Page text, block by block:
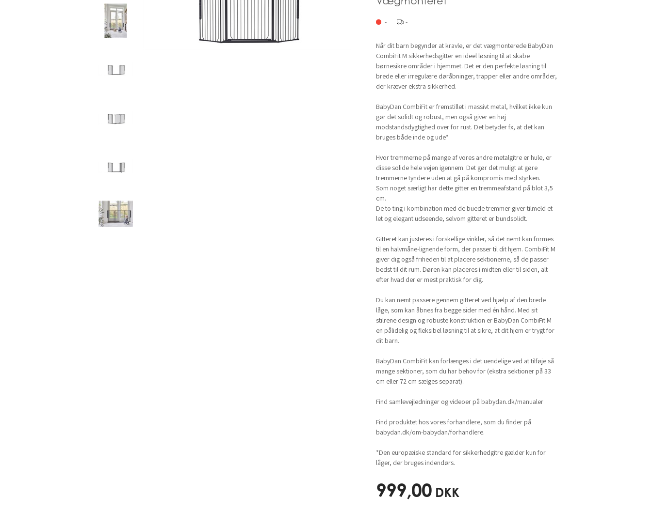
- -
Når dit barn begynder at kravle, er det vægmonterede BabyDan
CombiFit M sikkerhedsgitter en ideel løsning til at skabe
børnesikre områder i hjemmet. Det er den perfekte løsning til
brede eller irregulære døråbninger, trapper eller andre områder,
der kræver ekstra sikkerhed.
BabyDan CombiFit er fremstillet i massivt metal, hvilket ikke kun
gør det solidt og robust, men også giver en høj
modstandsdygtighed over for rust. Det betyder fx, at det kan
bruges både inde og ude*
Hvor tremmerne på mange af vores andre metalgitre er hule, er
disse solide hele vejen igennem. Det gør det muligt at gøre
tremmerne tyndere uden at gå på kompromis med styrken.
Som noget særligt har dette gitter en tremmeafstand på blot 3,5
cm.
De to ting i kombination med de buede tremmer giver tilmeld et
let og elegant udseende, selvom gitteret er bundsolidt.
Gitteret kan justeres i forskellige vinkler, så det nemt kan formes
til en halvmåne-lignende form, der passer til dit hjem. CombiFit M
giver dig også friheden til at placere sektionerne, så de passer
bedst til dit rum. Døren kan placeres i midten eller til siden, alt
efter hvad der er mest praktisk for dig.
Du kan nemt passere gennem gitteret ved hjælp af den brede
låge, som kan åbnes fra begge sider med én hånd. Med sit
stilrene design og robuste konstruktion er BabyDan CombiFit M
en pålidelig og fleksibel løsning til at sikre, at dit hjem er trygt for
dit barn.
BabyDan CombiFit kan forlænges i det uendelige ved at tilføje så
mange sektioner, som du har behov for (ekstra sektioner på 33
cm eller 72 cm sælges separat).
Find samlevejledninger og videoer på babydan.dk/manualer
Find produktet hos vores forhandlere, som du finder på
babydan.dk/om-babydan/forhandlere.
*Den europæiske standard for sikkerhedgitre gælder kun for
låger, der bruges indendørs.
999,00 DKK